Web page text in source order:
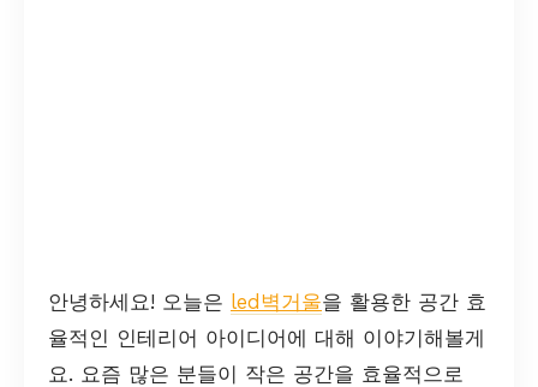
안녕하세요! 오늘은 led벽거울을 활용한 공간 효
율적인 인테리어 아이디어에 대해 이야기해볼게
요. 요즘 많은 분들이 작은 공간을 효율적으로